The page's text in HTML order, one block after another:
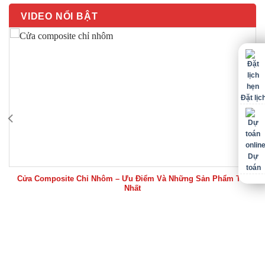
VIDEO NỔI BẬT
Cửa Composite Chỉ Nhôm – Ưu Điểm Và Những Sản Phẩm Tốt
Nhất
Đặt
Dự
toán